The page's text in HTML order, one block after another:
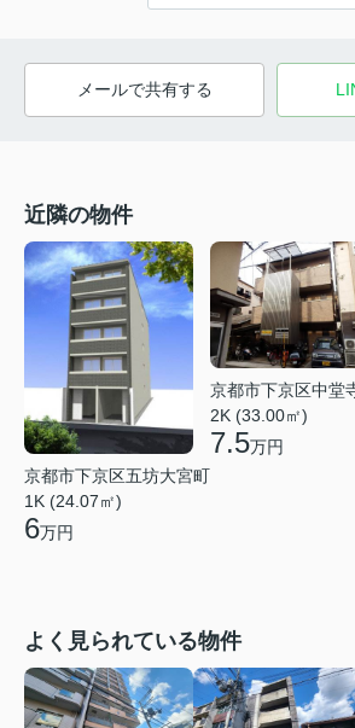
メールで共有する
近隣の物件
京都市下京区五坊大宮町
1K (24.07㎡)
6万円
京都市下京区中堂
2K (33.00㎡)
7.5万円
よく見られている物件